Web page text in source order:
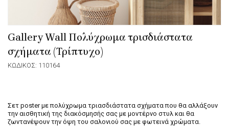
Gallery Wall Πολύχρωμα τρισδιάστατα
σχήματα (Τρίπτυχο)
ΚΩΔΙΚΟΣ: 110164
Σετ poster με πολύχρωμα τριασδιάστατα σχήματα που θα αλλάξουν
την αισθητική της διακόσμησής σας με μοντέρνο στυλ και θα
ζωντανέψουν την όψη του σαλονιού σας με φωτεινά χρώματα.